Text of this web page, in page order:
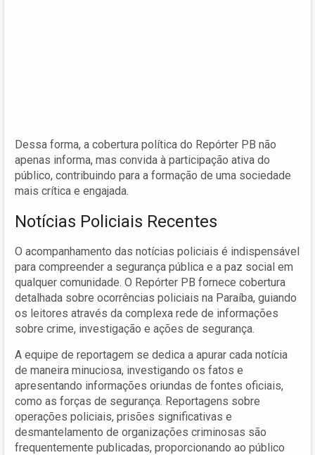
Dessa forma, a cobertura política do Repórter PB não
apenas informa, mas convida à participação ativa do
público, contribuindo para a formação de uma sociedade
mais crítica e engajada.
Notícias Policiais Recentes
O acompanhamento das notícias policiais é indispensável
para compreender a segurança pública e a paz social em
qualquer comunidade. O Repórter PB fornece cobertura
detalhada sobre ocorrências policiais na Paraíba, guiando
os leitores através da complexa rede de informações
sobre crime, investigação e ações de segurança.
A equipe de reportagem se dedica a apurar cada notícia
de maneira minuciosa, investigando os fatos e
apresentando informações oriundas de fontes oficiais,
como as forças de segurança. Reportagens sobre
operações policiais, prisões significativas e
desmantelamento de organizações criminosas são
frequentemente publicadas, proporcionando ao público